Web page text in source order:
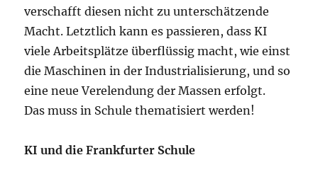
verschafft diesen nicht zu unterschätzende
Macht. Letztlich kann es passieren, dass KI
viele Arbeitsplätze überflüssig macht, wie einst
die Maschinen in der Industrialisierung, und so
eine neue Verelendung der Massen erfolgt.
Das muss in Schule thematisiert werden!
KI und die Frankfurter Schule